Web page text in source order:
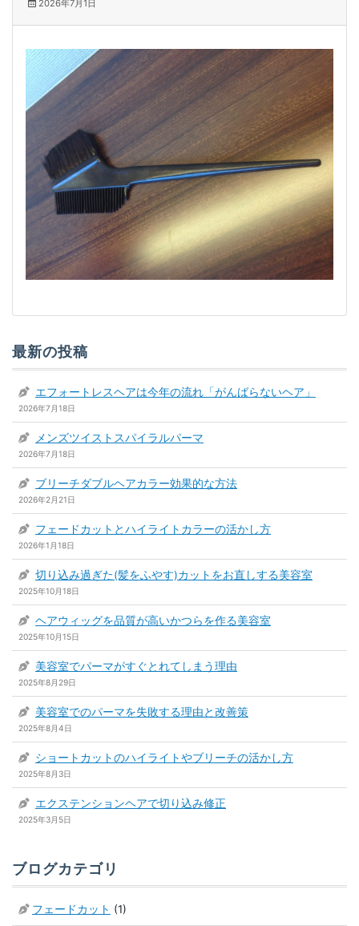
2026年7月1日
最新の投稿
エフォートレスヘアは今年の流れ「がんばらないヘア」
2026年7月18日
メンズツイストスパイラルパーマ
2026年7月18日
ブリーチダブルヘアカラー効果的な方法
2026年2月21日
フェードカットとハイライトカラーの活かし方
2026年1月18日
切り込み過ぎた(髪をふやす)カットをお直しする美容室
2025年10月18日
ヘアウィッグを品質が高いかつらを作る美容室
2025年10月15日
美容室でパーマがすぐとれてしまう理由
2025年8月29日
美容室でのパーマを失敗する理由と改善策
2025年8月4日
ショートカットのハイライトやブリーチの活かし方
2025年8月3日
エクステンションヘアで切り込み修正
2025年3月5日
ブログカテゴリ
フェードカット (1)